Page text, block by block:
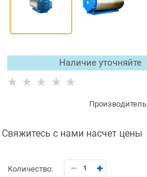
Наличие уточняйте
Производитель
Свяжитесь с нами насчет цены
Количество: